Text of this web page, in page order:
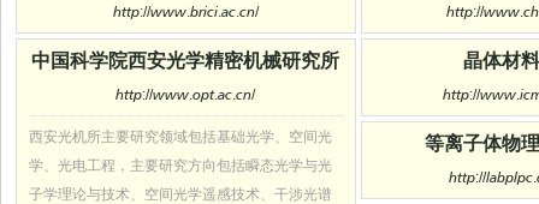
http://www.brici.ac.cn/ http://
中国科学院西安光学精密机械研究所
http://www.opt.ac.cn/
西安光机所主要研究领域包括基础光学、空间光
学、光电工程，主要研究方向包括瞬态光学与光
子学理论与技术、空间光学遥感技术、干涉光谱
晶体材
http://
等离子体物
http://